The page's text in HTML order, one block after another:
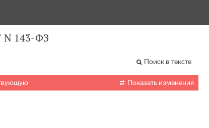
N 143-ФЗ
Поиск в тексте
 Показать изменения